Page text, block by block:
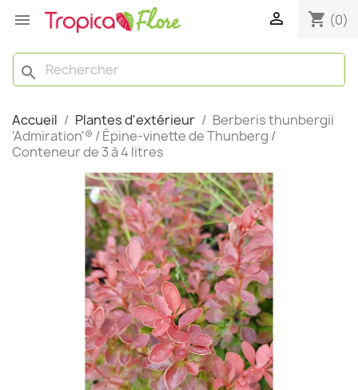
  shopping_cart (0)
search
Accueil Plantes d'extérieur
Berberis thunbergii
'Admiration'® / Épine-vinette de Thunberg /
Conteneur de 3 à 4 litres